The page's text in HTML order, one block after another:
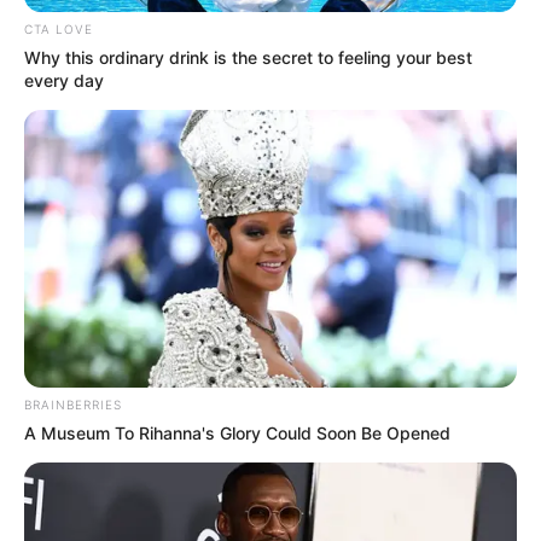
La comunidad y los vendedores exigen la presencia de
CTA LOVE
Why this ordinary drink is the secret to feeling your best
every day
BRAINBERRIES
A Museum To Rihanna's Glory Could Soon Be Opened